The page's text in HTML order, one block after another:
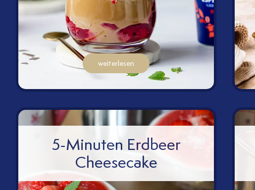
weiterlesen
5-Minuten Erdbeer
Cheesecake